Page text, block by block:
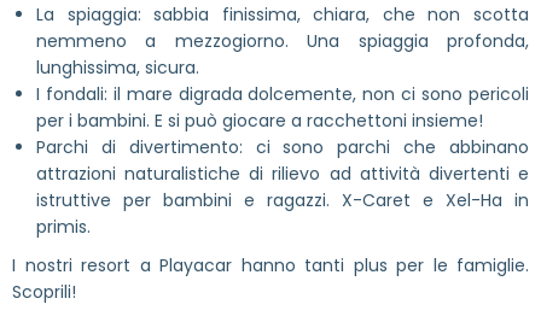
La spiaggia: sabbia finissima, chiara, che non scotta
nemmeno a mezzogiorno. Una spiaggia profonda,
lunghissima, sicura.
I fondali: il mare digrada dolcemente, non ci sono pericoli
per i bambini. E si può giocare a racchettoni insieme!
Parchi di divertimento: ci sono parchi che abbinano
attrazioni naturalistiche di rilievo ad attività divertenti e
istruttive per bambini e ragazzi. X-Caret e Xel-Ha in
primis.
I nostri resort a Playacar hanno tanti plus per le famiglie.
Scoprili!